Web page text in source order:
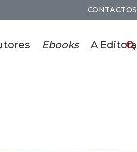
CONTACTOS
Ebooks A Editora